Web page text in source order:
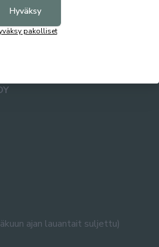
ajan lauantait suljettu)
Hyväksy
pakolliset